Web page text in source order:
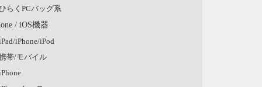
らくPCバッグ系
/ iOS機器
iPhone/iPod
帯/モバイル